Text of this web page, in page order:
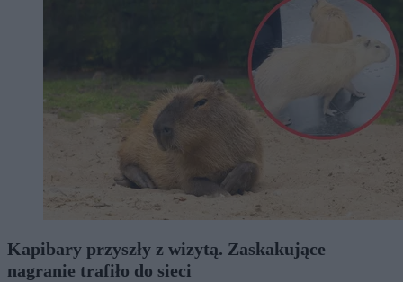
Kapibary przyszły z wizytą. Zaskakujące
nagranie trafiło do sieci